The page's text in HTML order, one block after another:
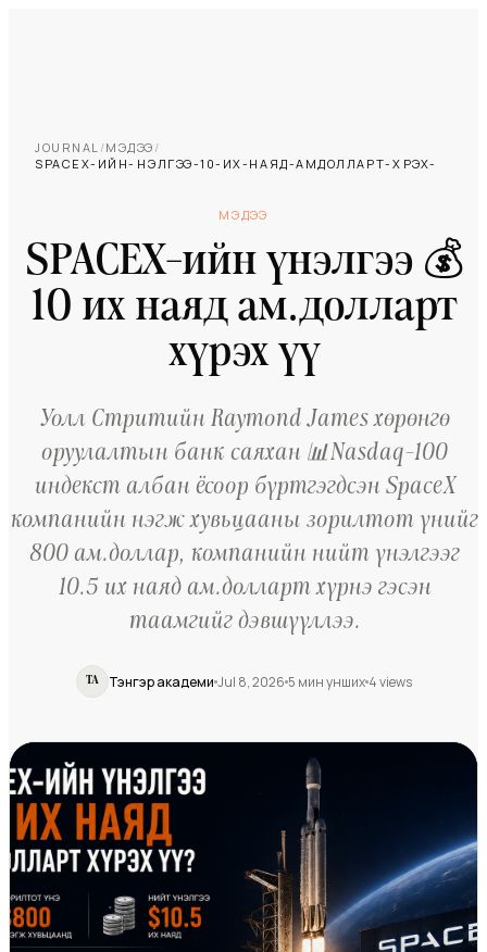
JOURNAL /МЭДЭЭ /
SPACEX-ИЙН-ҮНЭЛГЭЭ-10-ИХ-НАЯД-АМДОЛЛАРТ-ХҮРЭХ-ҮҮ
МЭДЭЭ
SPACEX-ийн үнэлгээ 💰
10 их наяд ам.долларт
хүрэх үү
Уолл Стритийн Raymond James хөрөнгө
оруулалтын банк саяхан 📊Nasdaq-100
индекст албан ёсоор бүртгэгдсэн SpaceX
компанийн нэгж хувьцааны зорилтот үнийг
800 ам.доллар, компанийн нийт үнэлгээг
10.5 их наяд ам.долларт хүрнэ гэсэн
таамгийг дэвшүүллээ.
ТА Тэнгэр академи Jul 8, 2026 5 мин унших4views